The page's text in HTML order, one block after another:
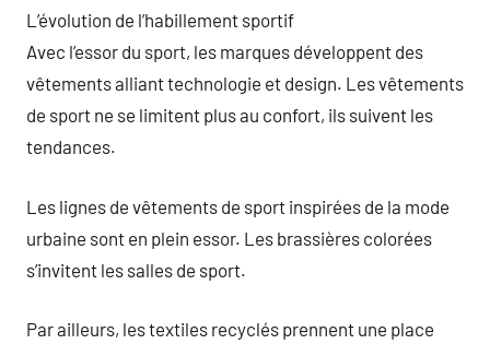
L’évolution de l’habillement sportif
Avec l’essor du sport, les marques développent des
vêtements alliant technologie et design. Les vêtements
de sport ne se limitent plus au confort, ils suivent les
tendances.
Les lignes de vêtements de sport inspirées de la mode
urbaine sont en plein essor. Les brassières colorées
s’invitent les salles de sport.
Par ailleurs, les textiles recyclés prennent une place